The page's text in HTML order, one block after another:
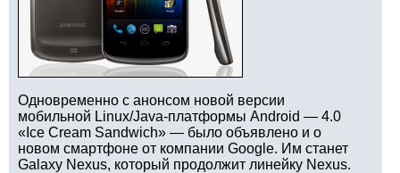
Одновременно с анонсом новой версии
мобильной Linux/Java-платформы Android — 4.0
«Ice Cream Sandwich» — было объявлено и о
новом смартфоне от компании Google. Им станет
Galaxy Nexus, который продолжит линейку Nexus.